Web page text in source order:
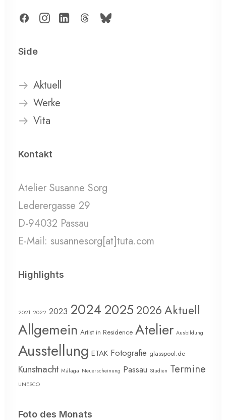
Side
Aktuell
Werke
Vita
Kontakt
Atelier Susanne Sorg
Lederergasse 29
D-94032 Passau
E-Mail: susannesorg[at]tuta.com
Highlights
2021 2022 2023 202420252026Aktuell
Allgemein Artist in Residence Atelier Ausbildung
Ausstellung ETAK Fotografie glasspool.de
Kunstnacht Málaga Neuerscheinung Passau Studien Termine
UNESCO
Foto des Monats